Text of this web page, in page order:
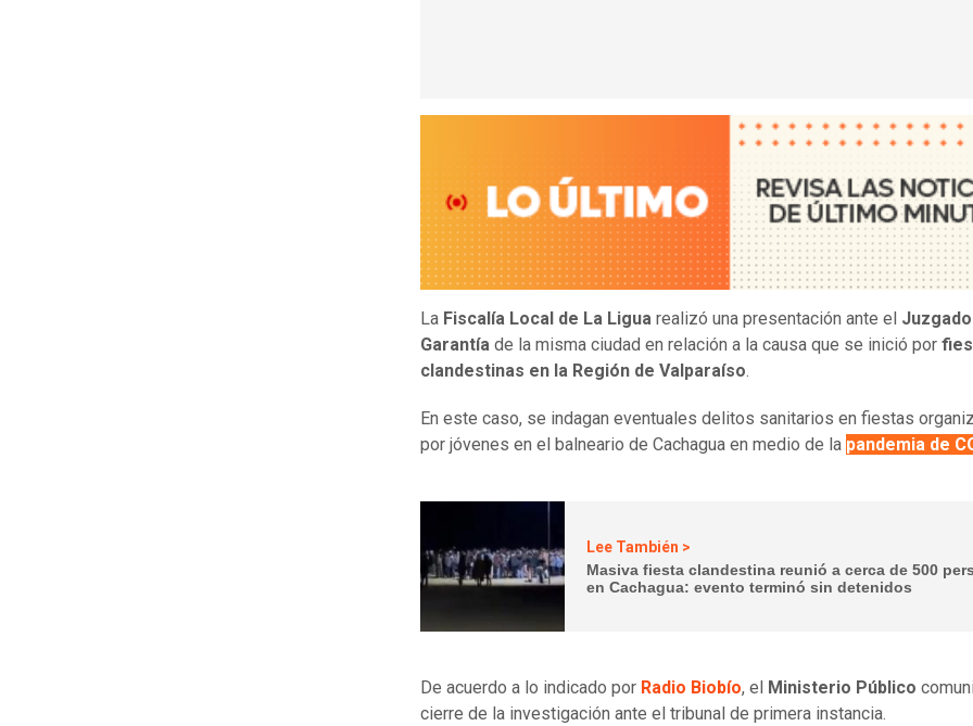
La Fiscalía Local de La Ligua realizó una presentación ante el
Garantía de la misma ciudad en relación a la causa que se inició por
clandestinas en la Región de Valparaíso.
En este caso, se indagan eventuales delitos sanitarios en fiestas
por jóvenes en el balneario de Cachagua en medio de la pandemia de
Lee También >
Masiva fiesta clandestina reunió a cerca de 500
en Cachagua: evento terminó sin detenidos
De acuerdo a lo indicado por Radio Biobío, el Ministerio Público
cierre de la investigación ante el tribunal de primera instancia.